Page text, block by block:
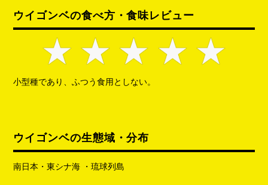
ウイゴンベの食べ方・食味レビュー
小型種であり、ふつう食用としない。
ウイゴンベの生態域・分布
南日本・東シナ海 ・琉球列島